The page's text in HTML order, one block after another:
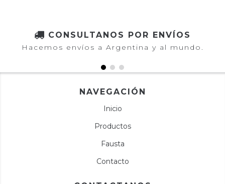
CONSULTANOS POR ENVÍOS
Hacemos envíos a Argentina y al mundo.
NAVEGACIÓN
Inicio
Productos
Fausta
Contacto